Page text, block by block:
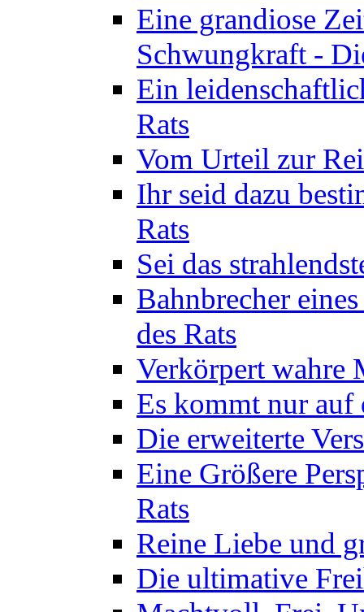
Eine grandiose
Schwungkraft -
Ein
Rats
Vom Urteil zur
Ihr seid dazu
Rats
Sei das
Bahnbrecher
des Rats
Verkörpert wahre
Es kommt nur auf
Die erweiterte
Eine Größere
Rats
Reine Liebe und
Die ultimative